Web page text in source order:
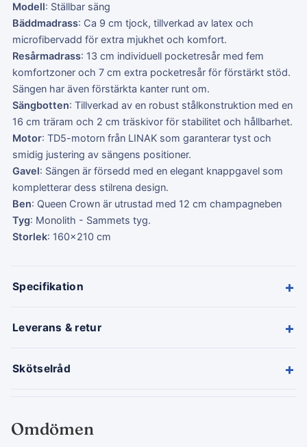
Modell: Ställbar säng
Bäddmadrass: Ca 9 cm tjock, tillverkad av latex och
microfibervadd för extra mjukhet och komfort.
Resårmadrass: 13 cm individuell pocketresår med fem
komfortzoner och 7 cm extra pocketresår för förstärkt stöd.
Sängen har även förstärkta kanter runt om.
Sängbotten: Tillverkad av en robust stålkonstruktion med en
16 cm träram och 2 cm träskivor för stabilitet och hållbarhet.
Motor: TD5-motorn från LINAK som garanterar tyst och
smidig justering av sängens positioner.
Gavel: Sängen är försedd med en elegant knappgavel som
kompletterar dess stilrena design.
Ben: Queen Crown är utrustad med 12 cm champagneben
Tyg: Monolith - Sammets tyg.
Storlek: 160x210 cm
Specifikation +
Leverans & retur +
Skötselråd +
Omdömen